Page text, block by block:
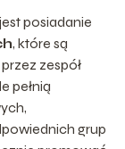
posiadanie
, które są
przez zespół
pełnią
grup